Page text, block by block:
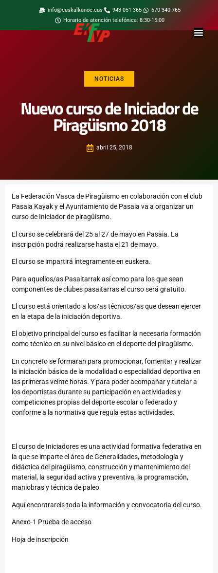
info@euskalkanoe.eus 943 051 365
670 340 765
Horario de atención telefónica: 8:30-15:00
NOTICIAS
Nuevo curso de Iniciador de
Piragüismo 2018
abril 25, 2018
La Federación Vasca de Piragüismo en colaboración con el club
Pasaia Kayak y el Ayuntamiento de Pasaia va a organizar un
curso de Iniciador de piragüismo.
El curso se celebrará del 25 al 27 de mayo en Pasaia. La
inscripción podrá realizarse hasta el 21 de mayo.
El curso se impartirá íntegramente en euskera.
Para aquellos/as Pasaitarrak así como para los que sean
componentes de clubes pasaitarras el curso será gratuito.
El curso está orientado a los/as técnicos/as que desean ejercer
en la etapa de la iniciación deportiva.
El objetivo principal del curso es facilitar la necesaria formación
como técnico en su nivel básico en el deporte del piragüismo.
En concreto se formaran para promocionar, fomentar y realizar
la iniciación básica de la modalidad o especialidad deportiva en
las primeras veinte horas. Y para poder acompañar y tutelar a
los deportistas durante su participación en actividades y
competiciones propias del deporte escolar o federado y
conforme a la normativa que regula estas actividades.
El curso de Iniciadores es una actividad formativa federativa en
la que se imparte el área de Generalidades, metodología y
didáctica del piragüismo, construcción y mantenimiento del
material, la seguridad activa y preventiva, la programación,
maniobras y técnica de paleo
Aquí encontrareis toda la información y convocatoria del curso.
Anexo-1 Prueba de acceso
Hoja de inscripción